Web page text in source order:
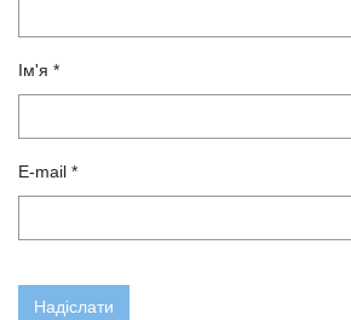
Ім'я *
E-mail *